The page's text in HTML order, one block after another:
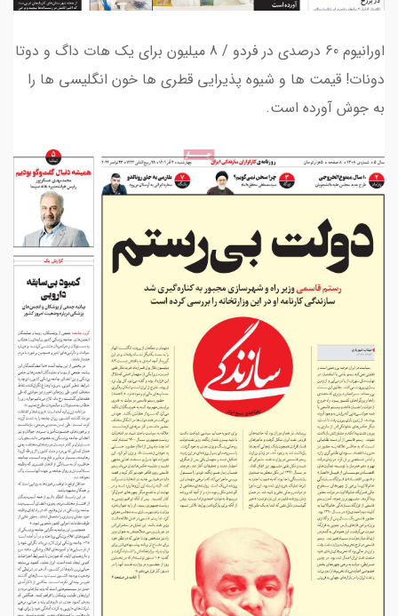
اورانیوم 60 درصدی در فردو / 8 میلیون برای یک هات داگ و دوتا
دونات! قیمت ها و شیوه پذیرایی قطری ها خون انگلیسی ها را
به جوش آورده است.